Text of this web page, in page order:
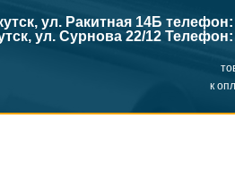
ул. Ракитная 14Б телефон:
ул. Сурнова 22/12 Телефон:
к